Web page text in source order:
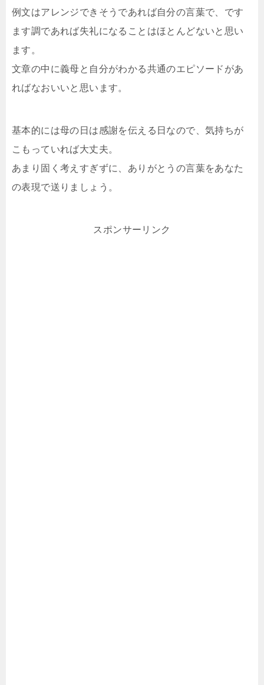
例文はアレンジできそうであれば自分の言葉で、です
ます調であれば失礼になることはほとんどないと思い
ます。
文章の中に義母と自分がわかる共通のエピソードがあ
ればなおいいと思います。
基本的には母の日は感謝を伝える日なので、気持ちが
こもっていれば大丈夫。
あまり固く考えすぎずに、ありがとうの言葉をあなた
の表現で送りましょう。
スポンサーリンク